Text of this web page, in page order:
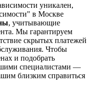
уникален,
в Москве
, учитывающие
Мы гарантируем
скрытых платежей
Чтобы
и подобрать
специалистами —
близким справиться